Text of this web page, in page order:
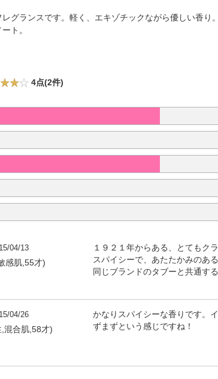
グランスです。軽く、エキゾチックながら優しい香
ト。
4点(2件)
04/13
感肌,55才)
１９２１年からある、とてもク
スパイシーで、あたたかみのあ
同じブランドのタブーと共通す
04/26
混合肌,58才)
かなりスパイシーな香りです。
ずまずという感じですね！